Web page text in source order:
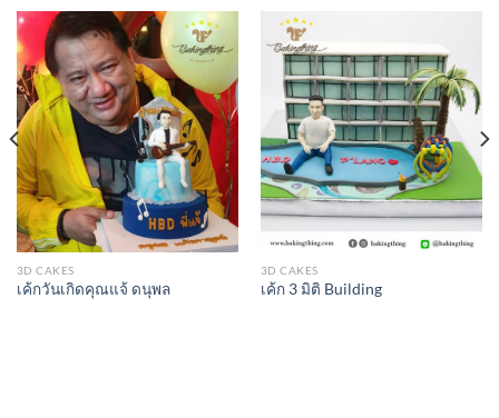
3D CAKES
เค้กวันเกิดคุณแจ้ ดนุพล
3D CAKES
เค้ก 3 มิติ Building